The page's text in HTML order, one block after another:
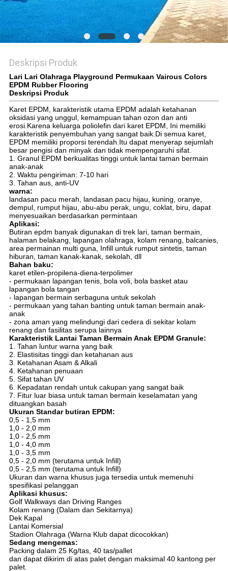
Deskripsi Produk
Lari Lari Olahraga Playground Permukaan Vairous Colors
EPDM Rubber Flooring
Deskripsi Produk
Karet EPDM, karakteristik utama EPDM adalah ketahanan
oksidasi yang unggul, kemampuan tahan ozon dan anti
erosi.Karena keluarga poliolefin dari karet EPDM, Ini memiliki
karakteristik penyembuhan yang sangat baik.Di semua karet,
EPDM memiliki proporsi terendah.Itu dapat menyerap sejumlah
besar pengisi dan minyak dan tidak mempengaruhi sifat.
1. Granul EPDM berkualitas tinggi untuk lantai taman bermain
anak-anak
2. Waktu pengiriman: 7-10 hari
3. Tahan aus, anti-UV
warna:
landasan pacu merah, landasan pacu hijau, kuning, oranye,
dempul, rumput hijau, abu-abu perak, ungu, coklat, biru, dapat
menyesuaikan berdasarkan permintaan
Aplikasi:
Butiran epdm banyak digunakan di trek lari, taman bermain,
halaman belakang, lapangan olahraga, kolam renang, balcanies,
area permainan multi guna, Infill untuk rumput sintetis, taman
hiburan, taman kanak-kanak, sekolah, dll
Bahan baku:
karet etilen-propilena-diena-terpolimer
- permukaan lapangan tenis, bola voli, bola basket atau
lapangan bola tangan
- lapangan bermain serbaguna untuk sekolah
- permukaan yang tahan banting untuk taman bermain anak-
anak
- zona aman yang melindungi dari cedera di sekitar kolam
renang dan fasilitas serupa lainnya
Karakteristik Lantai Taman Bermain Anak EPDM Granule:
1. Tahan luntur warna yang baik
2. Elastisitas tinggi dan ketahanan aus
3. Ketahanan Asam & Alkali
4. Ketahanan penuaan
5. Sifat tahan UV
6. Kepadatan rendah untuk cakupan yang sangat baik
7. Fitur luar biasa untuk taman bermain keselamatan yang
dituangkan basah
Ukuran Standar butiran EPDM:
0,5 - 1,5 mm
1,0 - 2,0 mm
1,0 - 2,5 mm
1,0 - 4,0 mm
1,0 - 3,5 mm
0,5 - 2,0 mm (terutama untuk Infill)
0,5 - 2,5 mm (terutama untuk Infill)
Ukuran dan warna khusus juga tersedia untuk memenuhi
spesifikasi pelanggan
Aplikasi khusus:
Golf Walkways dan Driving Ranges
Kolam renang (Dalam dan Sekitarnya)
Dek Kapal
Lantai Komersial
Stadion Olahraga (Warna Klub dapat dicocokkan)
Sedang mengemas:
Packing dalam 25 Kg/tas, 40 tas/pallet
dan dapat dikirim di atas palet dengan maksimal 40 kantong per
palet.